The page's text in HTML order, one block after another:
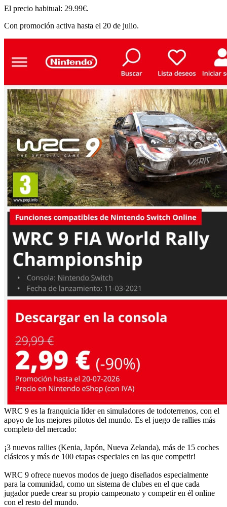
El precio habitual: 29.99€.
Con promoción activa hasta el 20 de julio.
WRC 9 es la franquicia líder en simuladores de todoterrenos, con el
apoyo de los mejores pilotos del mundo. Es el juego de rallies más
completo del mercado:
¡3 nuevos rallies (Kenia, Japón, Nueva Zelanda), más de 15 coches
clásicos y más de 100 etapas especiales en las que competir!
WRC 9 ofrece nuevos modos de juego diseñados especialmente
para la comunidad, como un sistema de clubes en el que cada
jugador puede crear su propio campeonato y competir en él online
con el resto del mundo.